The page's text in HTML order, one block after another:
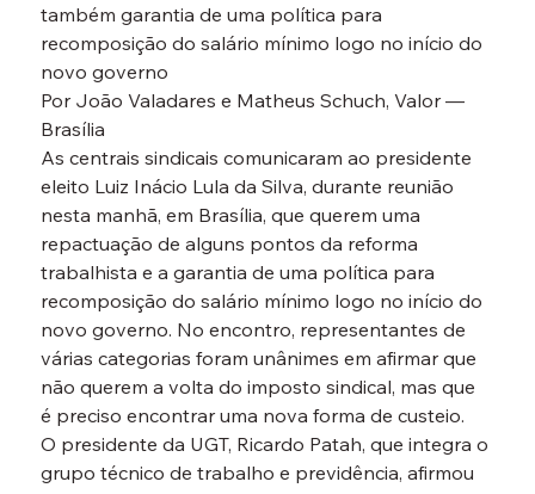
também garantia de uma política para
recomposição do salário mínimo logo no início do
novo governo
Por João Valadares e Matheus Schuch, Valor —
Brasília
As centrais sindicais comunicaram ao presidente
eleito Luiz Inácio Lula da Silva, durante reunião
nesta manhã, em Brasília, que querem uma
repactuação de alguns pontos da reforma
trabalhista e a garantia de uma política para
recomposição do salário mínimo logo no início do
novo governo. No encontro, representantes de
várias categorias foram unânimes em afirmar que
não querem a volta do imposto sindical, mas que
é preciso encontrar uma nova forma de custeio.
O presidente da UGT, Ricardo Patah, que integra o
grupo técnico de trabalho e previdência, afirmou